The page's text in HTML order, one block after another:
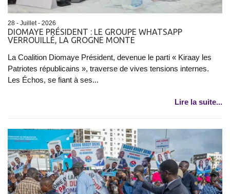
28 - Juillet - 2026
DIOMAYE PRÉSIDENT : LE GROUPE WHATSAPP
VERROUILLÉ, LA GROGNE MONTE
La Coalition Diomaye Président, devenue le parti « Kiraay les
Patriotes républicains », traverse de vives tensions internes.
Les Échos, se fiant à ses...
Lire la suite...